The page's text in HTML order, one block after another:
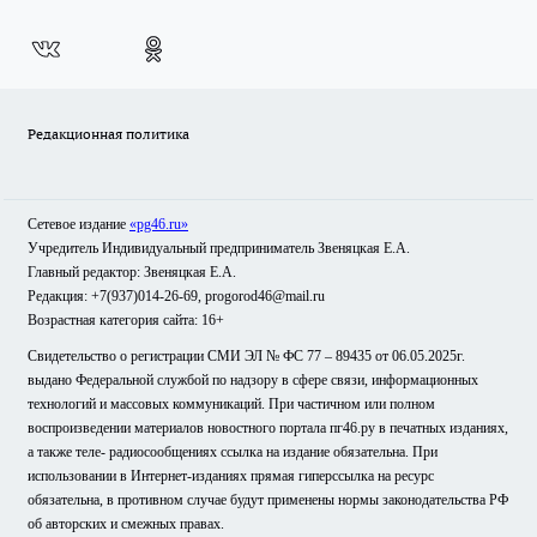
Редакционная политика
Сетевое издание «pg46.ru»
Учредитель Индивидуальный предприниматель Звеняцкая Е.А.
Главный редактор: Звеняцкая Е.А.
Редакция: +7(937)014-26-69, progorod46@mail.ru
Возрастная категория сайта: 16+
Свидетельство о регистрации СМИ ЭЛ № ФС 77 – 89435 от 06.05.2025г.
выдано Федеральной службой по надзору в сфере связи, информационных
технологий и массовых коммуникаций. При частичном или полном
воспроизведении материалов новостного портала пг46.ру в печатных изданиях,
а также теле- радиосообщениях ссылка на издание обязательна. При
использовании в Интернет-изданиях прямая гиперссылка на ресурс
обязательна, в противном случае будут применены нормы законодательства РФ
об авторских и смежных правах.